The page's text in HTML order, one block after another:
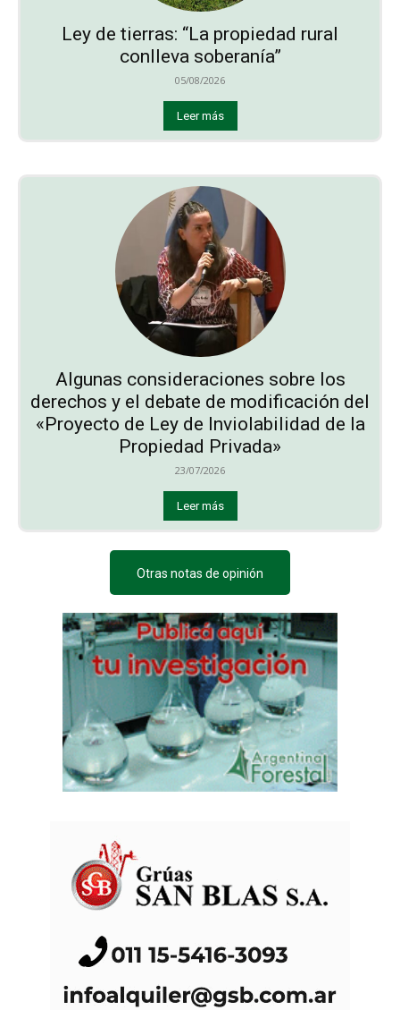
Ley de tierras: “La propiedad rural
conlleva soberanía”
05/08/2026
Leer más
Algunas consideraciones sobre los
derechos y el debate de modificación del
«Proyecto de Ley de Inviolabilidad de la
Propiedad Privada»
23/07/2026
Leer más
Otras notas de opinión